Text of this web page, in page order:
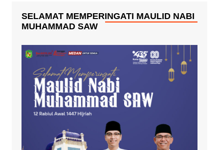
SELAMAT MEMPERINGATI MAULID NABI
MUHAMMAD SAW